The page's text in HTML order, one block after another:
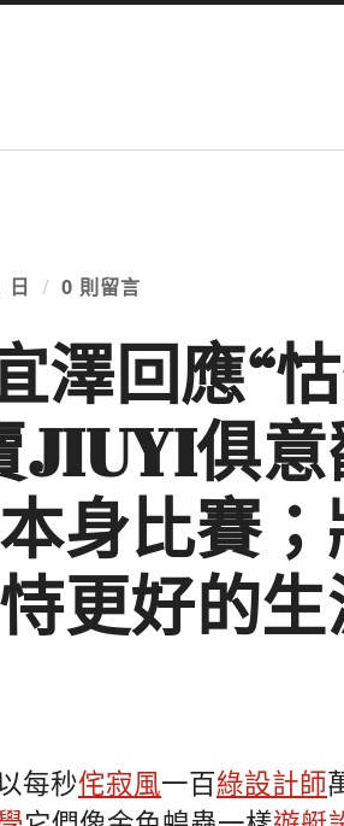
日 / 0 則留言
澤回應“
JIUYI俱
身比賽
更好的
每秒侘寂風一百綠設計師